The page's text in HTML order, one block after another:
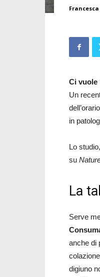
Ci vuole
Un
in
Lo
su
La
Serve
anche di
digiuno